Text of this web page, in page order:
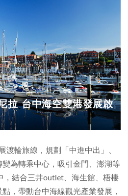
拉 台中海空雙港發展啟
渡輪旅線，規劃「中進中出」、
變為轉乘中心，吸引金門、澎湖等
，結合三井outlet、海生館、梧棲
，帶動台中海線觀光產業發展，